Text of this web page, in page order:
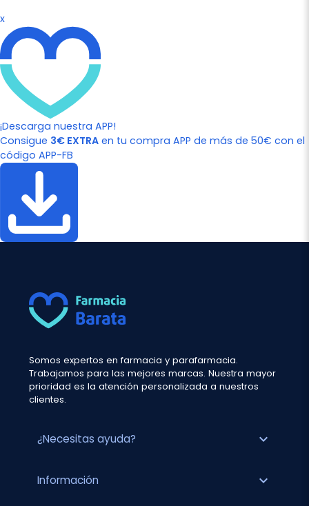
x
¡Descarga nuestra APP!
Consigue 3€ EXTRA en tu compra APP de más de 50€ con el
código APP-FB
Somos expertos en farmacia y parafarmacia.
Trabajamos para las mejores marcas. Nuestra mayor
prioridad es la atención personalizada a nuestros
clientes.
¿Necesitas ayuda? expand_more
Información expand_more